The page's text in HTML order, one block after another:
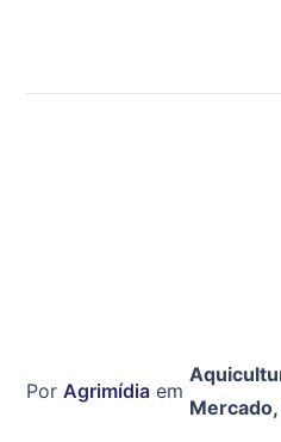
Por Agrimídia em
Mercado,